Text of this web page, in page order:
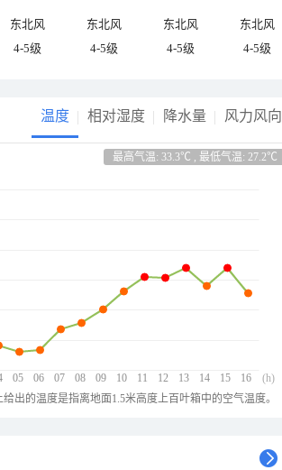
东北风 东北风 东北风
东北风
4-5级 4-5级 4-5级 4-5级
温度 相对湿度 降水量 风力风向
最高气温: 33.3℃ , 最低气温: 27.2℃
05 06 07 08 09 10 11 12 13 14 15 16 (h)
出的温度是指离地面1.5米高度上百叶箱中的空气温度。